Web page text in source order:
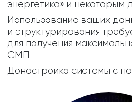
энергетика» и некоторым
Использование ваших
и структурирования
для получения
СМП
Донастройка системы с